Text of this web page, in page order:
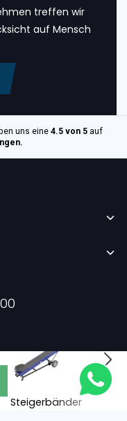
treffen wir
auf Mensch
uns eine 4.5 von 5 auf
Steigerbänder